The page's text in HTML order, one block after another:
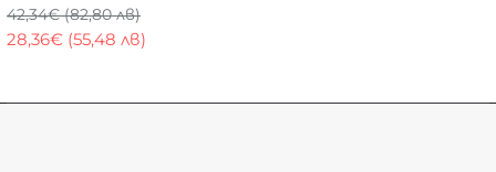
28,36€ (55,48 лв)
42,34€ (82,80 лв)